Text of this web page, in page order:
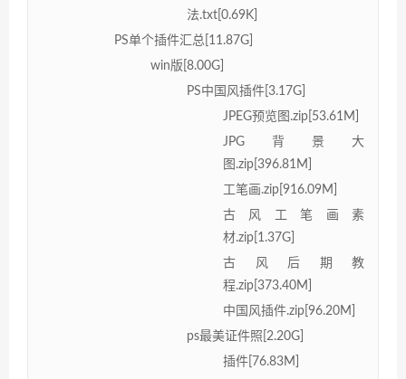
法.txt[0.69K]
PS单个插件汇总[11.87G]
win版[8.00G]
PS中国风插件[3.17G]
JPEG预览图.zip[53.61M]
JPG背景大
图.zip[396.81M]
工笔画.zip[916.09M]
古风工笔画素
材.zip[1.37G]
古风后期教
程.zip[373.40M]
中国风插件.zip[96.20M]
ps最美证件照[2.20G]
插件[76.83M]